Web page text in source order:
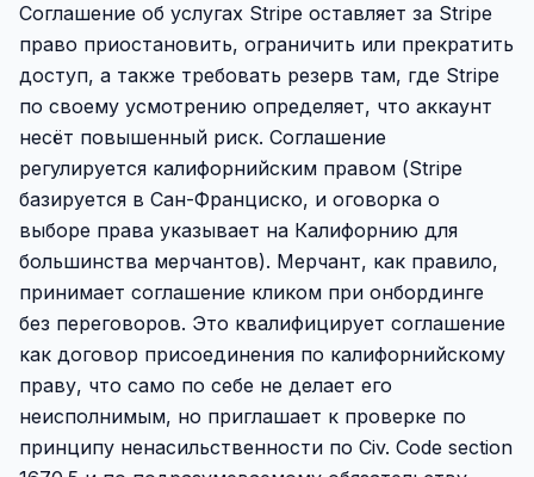
Соглашение об услугах Stripe оставляет за Stripe
право приостановить, ограничить или прекратить
доступ, а также требовать резерв там, где Stripe
по своему усмотрению определяет, что аккаунт
несёт повышенный риск. Соглашение
регулируется калифорнийским правом (Stripe
базируется в Сан-Франциско, и оговорка о
выборе права указывает на Калифорнию для
большинства мерчантов). Мерчант, как правило,
принимает соглашение кликом при онбординге
без переговоров. Это квалифицирует соглашение
как договор присоединения по калифорнийскому
праву, что само по себе не делает его
неисполнимым, но приглашает к проверке по
принципу ненасильственности по Civ. Code section